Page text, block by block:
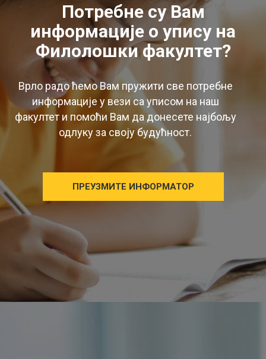
Потребне су Вам
информације о упису на
Филолошки факултет?
Врло радо ћемо Вам пружити све потребне
информације у вези са уписом на наш
факултет и помоћи Вам да донесете најбољу
одлуку за своју будућност.
ПРЕУЗМИТЕ ИНФОРМАТОР